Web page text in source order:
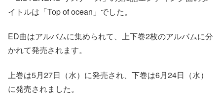
イトルは「Top of ocean」でした。
ED曲はアルバムに集められて、上下巻2枚のアルバムに分
かれて発売されます。
上巻は5月27日（水）に発売され、下巻は6月24日（水）
に発売されました。